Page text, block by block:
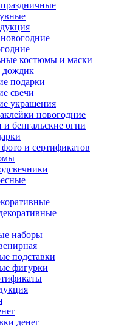
костюмы и маски
подарки
свечи
украшения
новогодние
бенгальские огни
и сертификатов
наборы
подставки
фигурки
денег